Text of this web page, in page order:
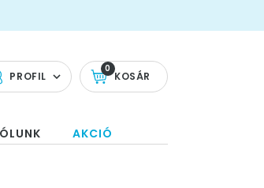
PROFIL KOSÁR
0
AKCIÓ